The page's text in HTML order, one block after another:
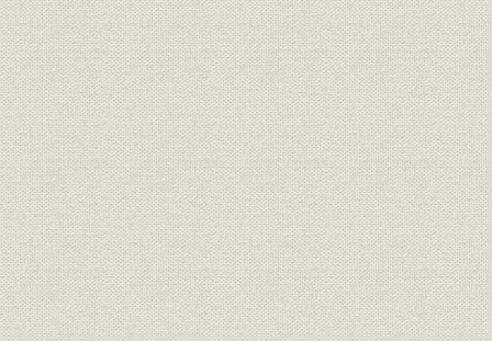
災害;組織 災害対策本部組織図 昭和37年
災害 災害復旧工事現場稼動人員 昭和37年
安全管理;電話 市内電話回線申告障害状況
昭和33年
年度(1962
安全管理;電話 保全管理方式データ
昭和32年
年度(1963